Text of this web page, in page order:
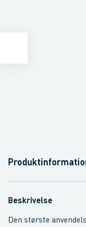
Beskrivelse
Den største